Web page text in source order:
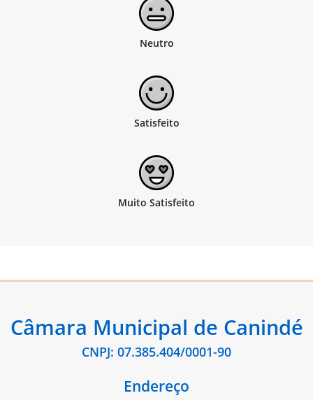
Câmara Municipal de Canindé
CNPJ: 07.385.404/0001-90
Endereço